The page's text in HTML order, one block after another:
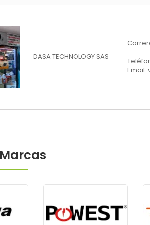
DASA TECHNOLOGY SAS
Email:
Marcas